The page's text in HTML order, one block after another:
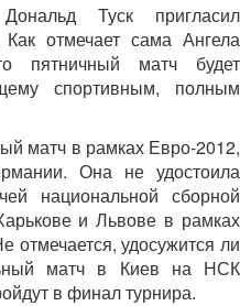
Туск пригласил
отмечает сама Ангела
пятничный матч будет
спортивным, полным
матч в рамках Евро-2012,
Она не удостоила
национальной сборной
и Львове в рамках
отмечается, удосужится ли
матч в Киев на НСК
в финал турнира.